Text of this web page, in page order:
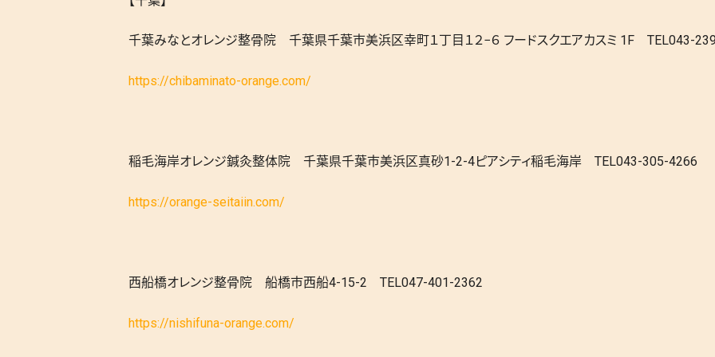
千葉みなとオレンジ整骨院 千葉県千葉市美浜区幸町１丁目１２−６ フードスクエアカスミ 1F TEL043-
https://chibaminato-orange.com/
稲毛海岸オレンジ鍼灸整体院 千葉県千葉市美浜区真砂1-2-4ピアシティ稲毛海岸 TEL043-305-4266
https://orange-seitaiin.com/
西船橋オレンジ整骨院 船橋市西船4-15-2 TEL047-401-2362
https://nishifuna-orange.com/